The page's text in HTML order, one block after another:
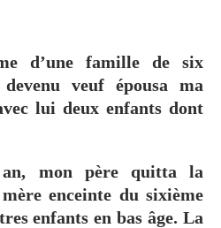
d’une famille de six
veuf épousa ma
lui deux enfants dont
mon père quitta la
enceinte du sixième
enfants en bas âge. La